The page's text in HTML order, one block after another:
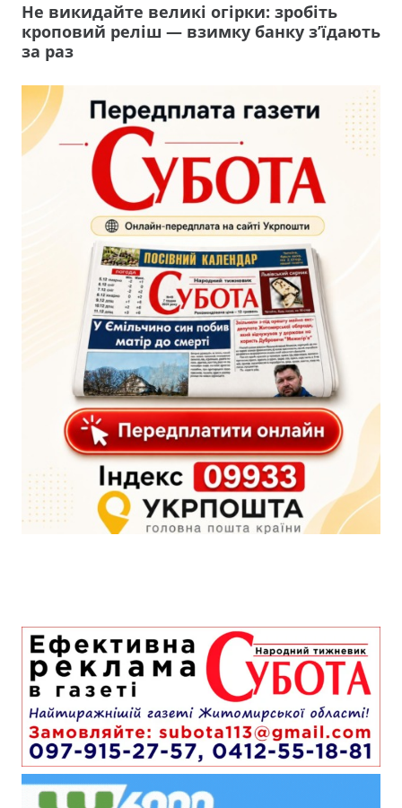
Не викидайте великі огірки: зробіть
кроповий реліш — взимку банку з’їдають
за раз